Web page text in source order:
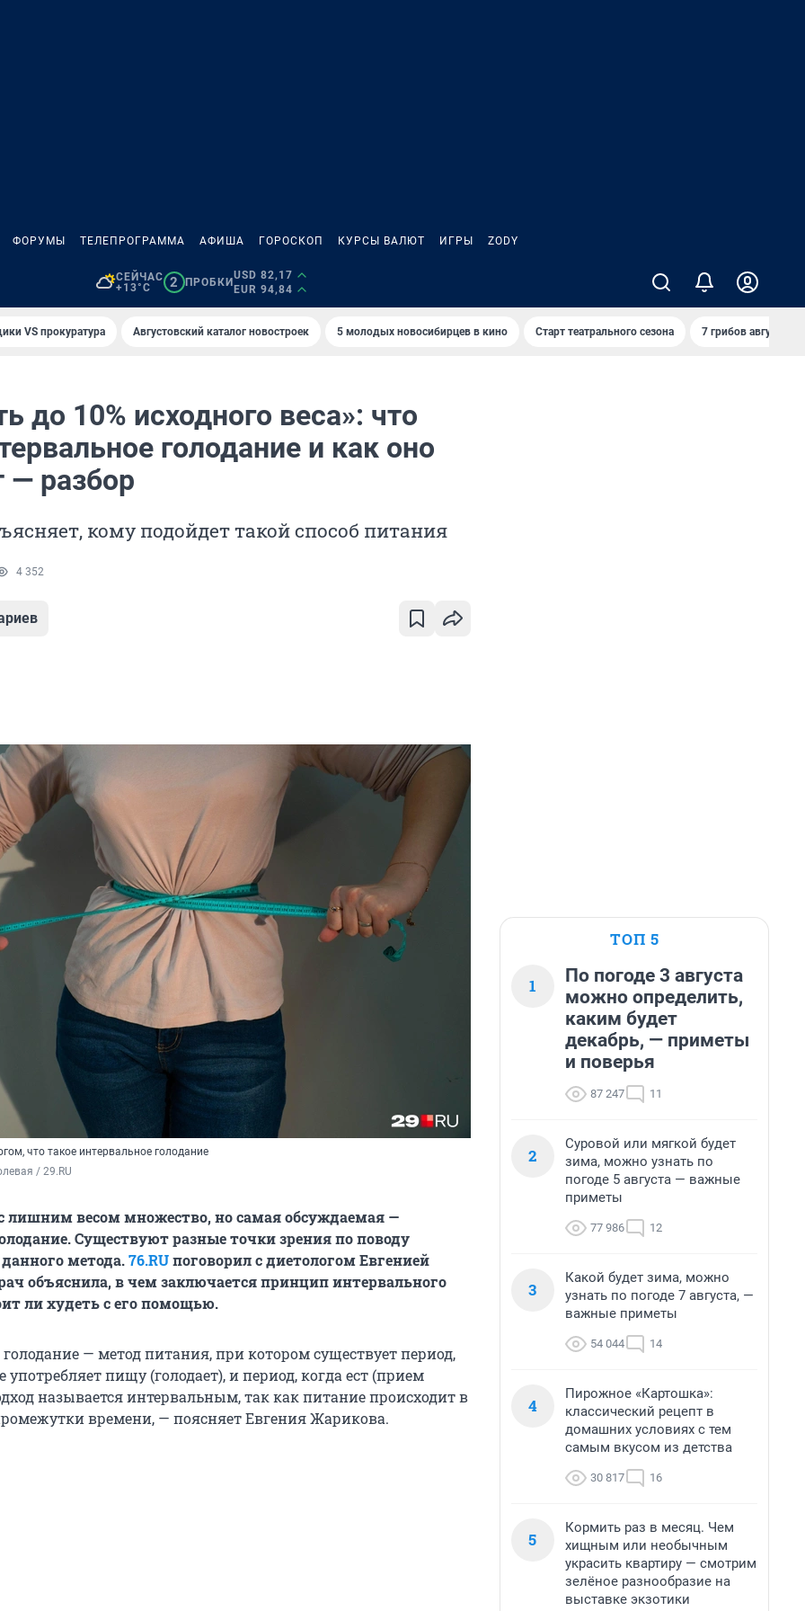
ФОРУМЫ ТЕЛЕПРОГРАММА АФИША ГОРОСКОП КУРСЫ ВАЛЮТ ИГРЫ ZODY
СЕЙЧАС
+13°C
2 ПРОБКИ
USD 82,17
EUR 94,84
VS прокуратура Августовский каталог новостроек 5 молодых новосибирцев в кино Старт театрального сезона 7 грибов августа
до 10% исходного веса»: что
голодание и как оно
— разбор
кому подойдет такой способ питания
4 352
что такое интервальное голодание
/ 29.RU
лишним весом множество, но самая обсуждаемая —
Существуют разные точки зрения по поводу
метода.76.RUпоговорил с диетологом Евгенией
объяснила, в чем заключается принцип интервального
ли худеть с его помощью.
— метод питания, при котором существует период,
употребляет пищу (голодает), и период, когда ест (прием
называется интервальным, так как питание происходит в
времени, — поясняет Евгения Жарикова.
ТОП 5
1
По погоде 3 августа
можно определить,
каким будет
декабрь, — приметы
и поверья
87 247 11
2
Суровой или мягкой будет
зима, можно узнать по
погоде 5 августа — важные
приметы
77 986 12
3
Какой будет зима, можно
узнать по погоде 7 августа, —
важные приметы
54 044 14
4
Пирожное «Картошка»:
классический рецепт в
домашних условиях с тем
самым вкусом из детства
30 817 16
5
Кормить раз в месяц. Чем
хищным или необычным
украсить квартиру — смотрим
зелёное разнообразие на
выставке экзотики